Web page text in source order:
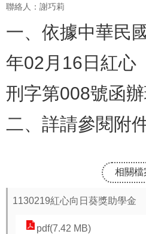
行
告
行
政
填
聯絡人：謝巧莉
一、依據中華民
年02月16日紅心
刑字第008號函辦
二、詳請參閱附件
相關檔
1130219紅心向日葵獎助學金
pdf(7.42 MB)